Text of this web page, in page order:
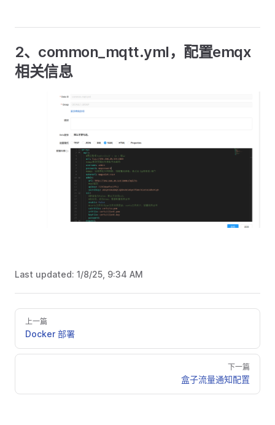
2、common_mqtt.yml，配置emqx
相关信息
Last updated: 1/8/25, 9:34 AM
上一篇
Docker 部署
下一篇
盒子流量通知配置